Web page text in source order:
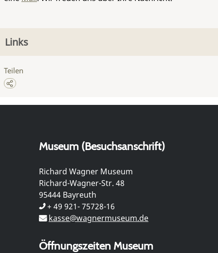
Links
Teilen
Museum (Besuchsanschrift)
Richard Wagner Museum
Richard-Wagner-Str. 48
95444 Bayreuth
+ 49 921- 75728-16
kasse@wagnermuseum.de
Öffnungszeiten Museum